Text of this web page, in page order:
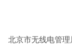
北京市无线电管理